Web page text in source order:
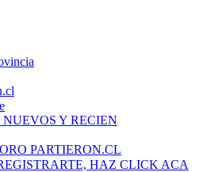
Y RECIEN
PARTIERON.CL
HAZ CLICK ACA